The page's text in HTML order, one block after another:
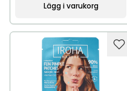
Lägg i varukorg